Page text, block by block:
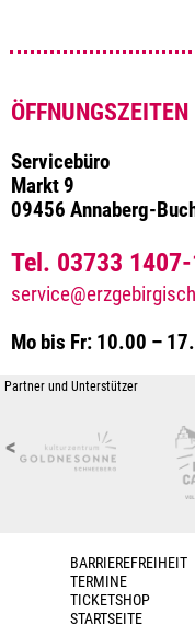
ÖFFNUNGSZEITEN
Servicebüro
Markt 9
09456 Annaberg-
Tel. 03733 1407-
Mo bis Fr: 10.00 –
Partner und Unterstützer
<
BARRIEREFREIHEIT
TERMINE
TICKETSHOP
STARTSEITE